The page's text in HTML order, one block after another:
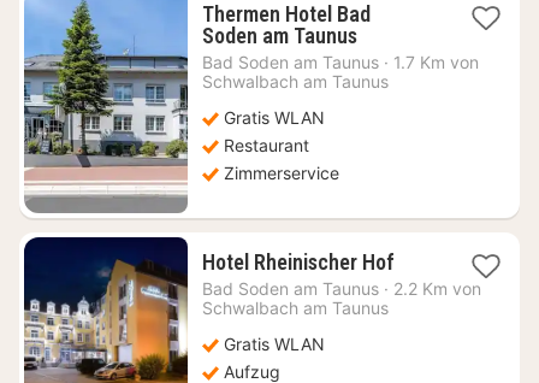
Thermen Hotel Bad
Soden am Taunus1
Nacht
ab
Bad Soden am Taunus · 1.7 Km von
Schwalbach am Taunus
Gratis WLAN
Restaurant
Zimmerservice
Hotel Rheinischer Hof1
Nacht
Bad Soden am Taunus · 2.2 Km von
Schwalbach am Taunus
Gratis WLAN
Aufzug